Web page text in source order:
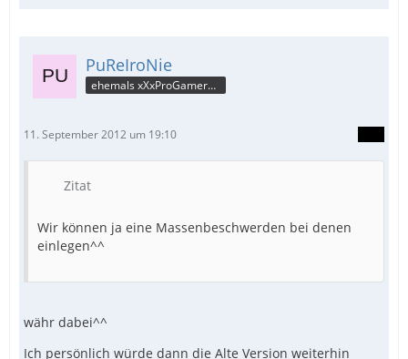
PuReIroNie
ehemals xXxProGamerxXx
11. September 2012 um 19:10
Zitat
Wir können ja eine Massenbeschwerden bei denen
einlegen^^
währ dabei^^
Ich persönlich würde dann die Alte Version weiterhin